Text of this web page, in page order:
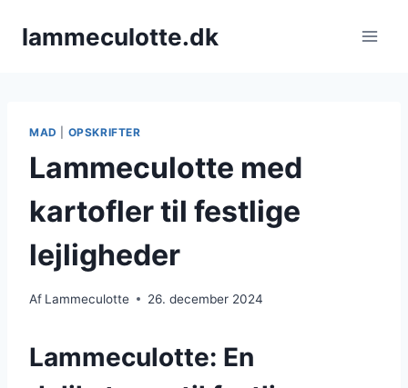
lammeculotte.dk
MAD OPSKRIFTER
Lammeculotte med
kartofler til festlige
lejligheder
Af Lammeculotte 26. december 2024
Lammeculotte: En